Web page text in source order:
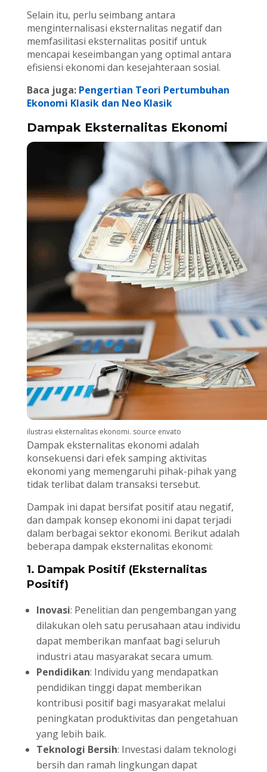
Selain itu, perlu seimbang antara
menginternalisasi eksternalitas negatif dan
memfasilitasi eksternalitas positif untuk
mencapai keseimbangan yang optimal antara
efisiensi ekonomi dan kesejahteraan sosial.
Baca juga: Pengertian Teori Pertumbuhan
Ekonomi Klasik dan Neo Klasik
Dampak Eksternalitas Ekonomi
ilustrasi eksternalitas ekonomi. source envato
Dampak eksternalitas ekonomi adalah
konsekuensi dari efek samping aktivitas
ekonomi yang memengaruhi pihak-pihak yang
tidak terlibat dalam transaksi tersebut.
Dampak ini dapat bersifat positif atau negatif,
dan dampak konsep ekonomi ini dapat terjadi
dalam berbagai sektor ekonomi. Berikut adalah
beberapa dampak eksternalitas ekonomi:
1. Dampak Positif (Eksternalitas
Positif)
Inovasi: Penelitian dan pengembangan yang
dilakukan oleh satu perusahaan atau individu
dapat memberikan manfaat bagi seluruh
industri atau masyarakat secara umum.
Pendidikan: Individu yang mendapatkan
pendidikan tinggi dapat memberikan
kontribusi positif bagi masyarakat melalui
peningkatan produktivitas dan pengetahuan
yang lebih baik.
Teknologi Bersih: Investasi dalam teknologi
bersih dan ramah lingkungan dapat